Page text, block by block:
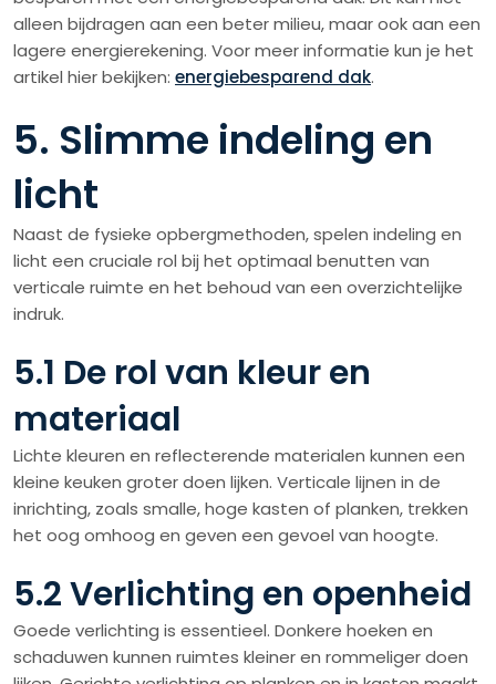
alleen bijdragen aan een beter milieu, maar ook aan een
lagere energierekening. Voor meer informatie kun je het
artikel hier bekijken: energiebesparend dak.
5. Slimme indeling en
licht
Naast de fysieke opbergmethoden, spelen indeling en
licht een cruciale rol bij het optimaal benutten van
verticale ruimte en het behoud van een overzichtelijke
indruk.
5.1 De rol van kleur en
materiaal
Lichte kleuren en reflecterende materialen kunnen een
kleine keuken groter doen lijken. Verticale lijnen in de
inrichting, zoals smalle, hoge kasten of planken, trekken
het oog omhoog en geven een gevoel van hoogte.
5.2 Verlichting en openheid
Goede verlichting is essentieel. Donkere hoeken en
schaduwen kunnen ruimtes kleiner en rommeliger doen